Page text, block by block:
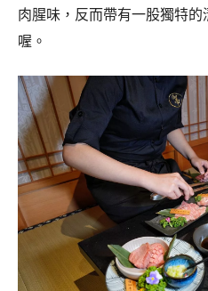
肉腥味，反而帶有一股獨特
喔。